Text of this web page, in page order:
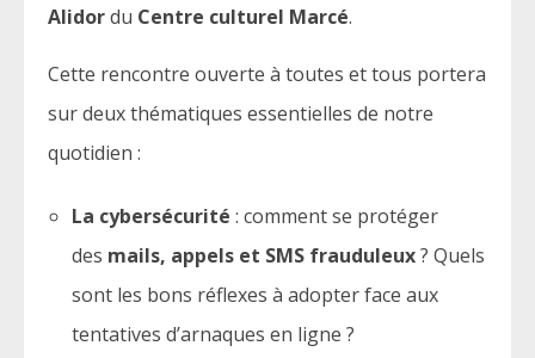
Alidordu Centre culturel Marcé.
Cette rencontre ouverte à toutes et tous portera
sur deux thématiques essentielles de notre
quotidien :
La cybersécurité : comment se protéger
des mails, appels et SMS frauduleux? Quels
sont les bons réflexes à adopter face aux
tentatives d’arnaques en ligne ?